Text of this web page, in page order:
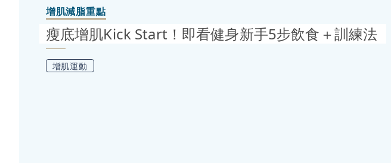
增肌減脂重點
瘦底增肌Kick Start！即看健身新手5步飲食＋訓練法
增肌運動